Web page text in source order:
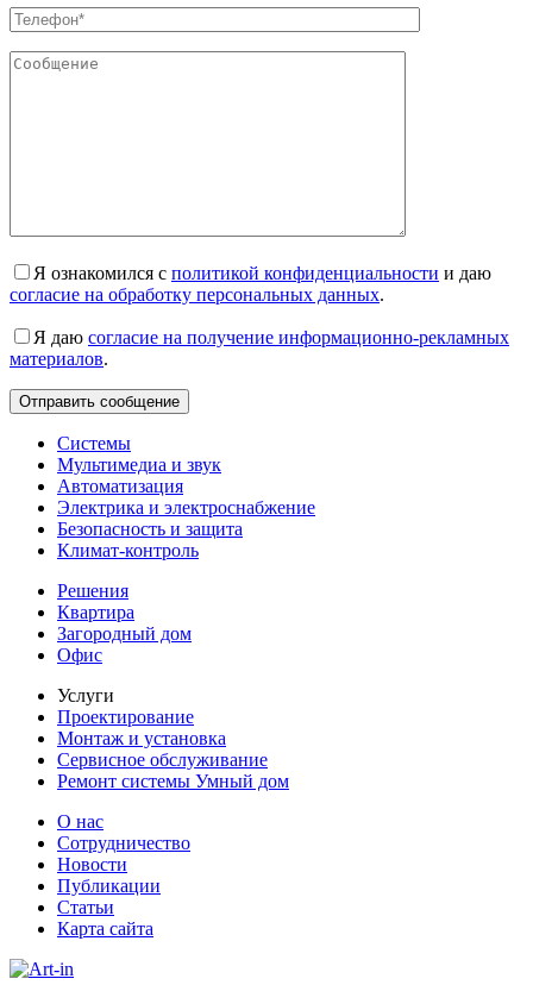
Я ознакомился с политикой конфиденциальности и даю
согласие на обработку персональных данных.
Я даю согласие на получение информационно-рекламных
материалов.
Системы
Мультимедиа и звук
Автоматизация
Электрика и электроснабжение
Безопасность и защита
Климат-контроль
Решения
Квартира
Загородный дом
Офис
Услуги
Проектирование
Монтаж и установка
Сервисное обслуживание
Ремонт системы Умный дом
О нас
Сотрудничество
Новости
Публикации
Статьи
Карта сайта